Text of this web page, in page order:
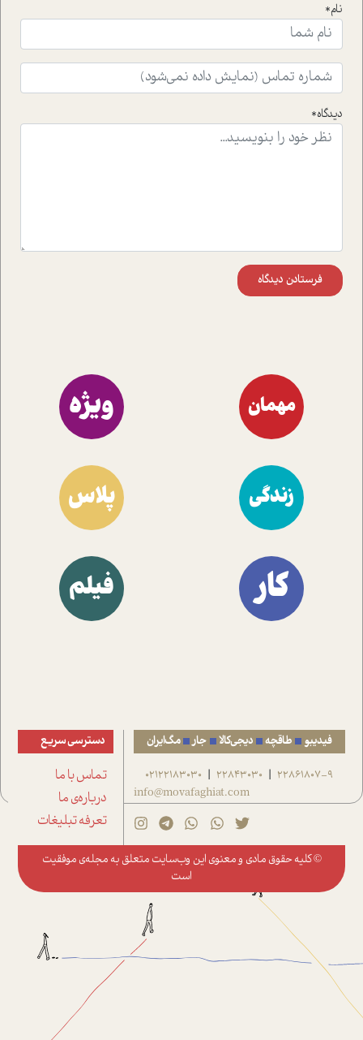
ای که به زندگی شگفت انگیز جین گودال و تاثیرات کاوش های
ایشان در حوزه ی شامپانزه ها بر زندگی امروزی ما نگاهی
افکنده است.فصل اتاق 333 شما را پای صحبت یک تجربه ی
واقعی در ارتباط با اختلال شخصیت اسکزوئید و مشکلات و نیز
راهکارهای حل آن قرار می دهد که در اتاق درمان اتفاق افتاده
موثرترین راهکارهای استفاده از هوش مصنوعی در حوزه های
نام*
دیدگاه*
فرستادن دیدگاه
مهمان ویژه
زندگی پلاس
کار فیلم
فیدیبو طاقچه دیجی‌کالا جار مگ‌ایران
22861807-9
|
22843030
|
02122183030
info@movafaghiat.com
دسترسی سریع
تماس با ما
درباره‌ی ما
تعرفه تبلیغات
© کلیه حقوق مادی و معنوی این وب‌سایت متعلق به مجله‌ی موفقیت
است